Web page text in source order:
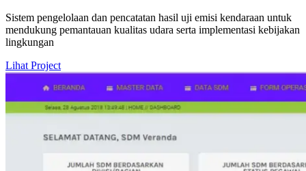
Sistem pengelolaan dan pencatatan hasil uji emisi kendaraan untuk
mendukung pemantauan kualitas udara serta implementasi kebijakan
lingkungan
Lihat Project